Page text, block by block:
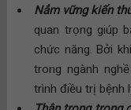
Nắm vững kiến
quan trọng giúp
chức năng. Bởi
trong ngành
trình điều trị bệnh